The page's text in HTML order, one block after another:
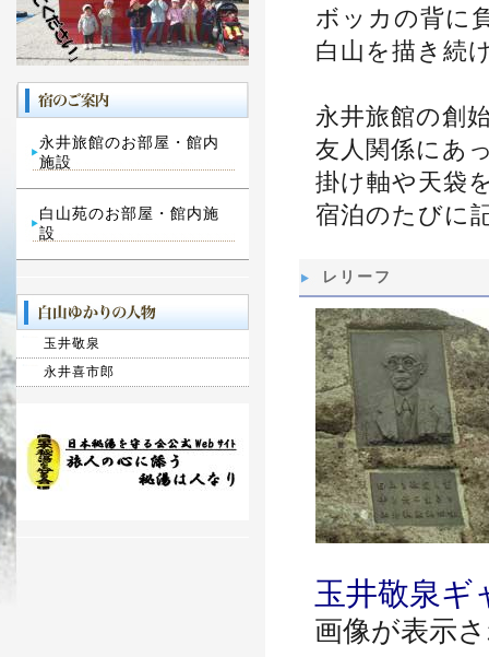
ボッカの背に
白山を描き続
永井旅館の創
友人関係にあ
掛け軸や天袋
宿泊のたびに
レリーフ
玉井敬泉ギ
画像が表示
永井旅館のお部屋・館内
施設
白山苑のお部屋・館内施
設
玉井敬泉
永井喜市郎